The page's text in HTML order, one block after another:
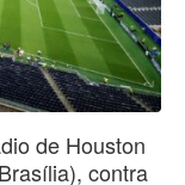
de Houston
contra